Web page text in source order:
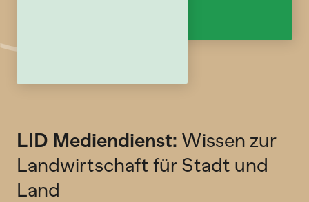
LID Mediendienst: Wissen zur
Landwirtschaft für Stadt und
Land